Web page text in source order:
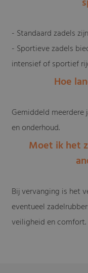
- Standaard zadels
- Sportieve zadels
intensief of sportief
Hoe
Gemiddeld meerdere
en onderhoud.
Moet ik het
Bij vervanging is het
eventueel
veiligheid en comfort.